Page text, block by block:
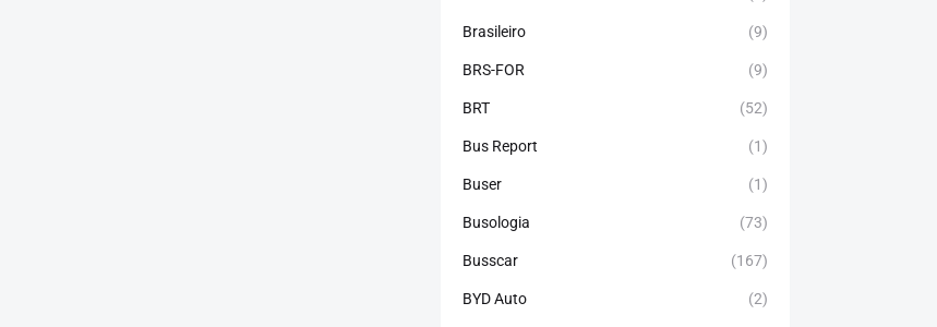
Brasileiro (9)
BRS-FOR (9)
BRT (52)
Bus Report (1)
Buser (1)
Busologia (73)
Busscar (167)
BYD Auto (2)